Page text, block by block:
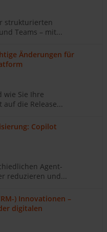
strukturierten
Teams – mit...
Änderungen für
wie Sie Ihre
die Release...
Copilot
Agent-
reduzieren und...
) Innovationen –
digitalen